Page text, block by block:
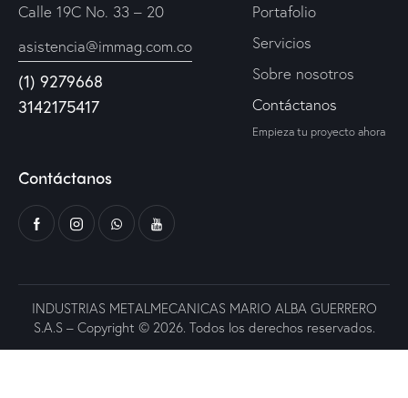
Calle 19C No. 33 – 20
asistencia@immag.com.co
(1) 9279668
3142175417
Portafolio
Servicios
Sobre nosotros
Contáctanos
Empieza tu proyecto ahora
Contáctanos
INDUSTRIAS METALMECANICAS MARIO ALBA GUERRERO
S.A.S – Copyright © 2026. Todos los derechos reservados.